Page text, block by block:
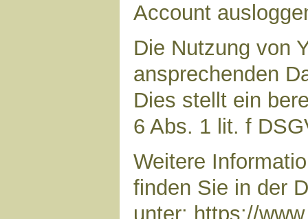
Account
Die Nutzung von
ansprechenden
Dies stellt ein
6 Abs. 1 lit. f
Weitere
finden Sie in der
unter: https://